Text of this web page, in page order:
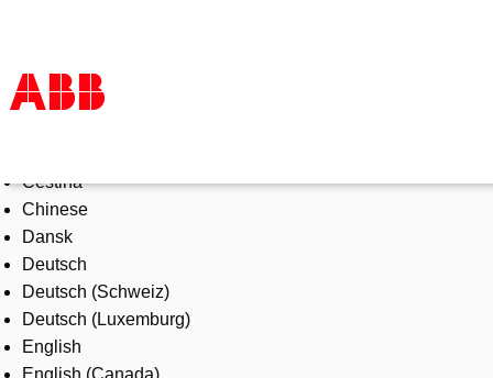
Products & Solutions
Industries
Services
About us
Where to buy
Contact us
Careers
Čeština
Chinese
Dansk
Deutsch
Deutsch (Schweiz)
Deutsch (Luxemburg)
English
English (Canada)